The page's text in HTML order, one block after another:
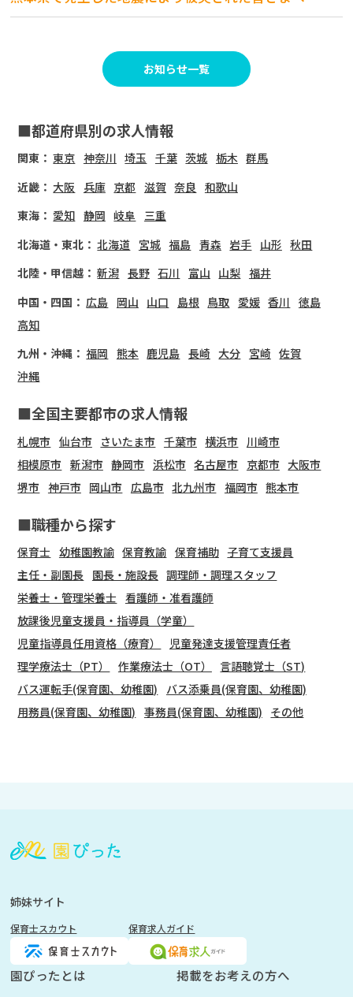
お知らせ一覧
■都道府県別の求人情報
関東： 東京 神奈川 埼玉 千葉 茨城 栃木 群馬
近畿： 大阪 兵庫 京都 滋賀 奈良 和歌山
東海： 愛知 静岡 岐阜
三重
北海道・東北： 北海道 宮城 福島 青森 岩手 山形 秋田
北陸・甲信越： 新潟 長野 石川 富山 山梨 福井
中国・四国： 広島 岡山 山口 島根 鳥取 愛媛 香川 徳島
高知
九州・沖縄： 福岡 熊本 鹿児島 長崎 大分 宮崎 佐賀
沖縄
■全国主要都市の求人情報
札幌市 仙台市 さいたま市 千葉市 横浜市
川崎市
相模原市 新潟市 静岡市 浜松市 名古屋市 京都市 大阪市
堺市 神戸市 岡山市 広島市 北九州市 福岡市 熊本市
■職種から探す
保育士 幼稚園教諭 保育教諭 保育補助 子育て支援員
主任・副園長 園長・施設長 調理師・調理スタッフ
栄養士・管理栄養士 看護師・准看護師
放課後児童支援員・指導員（学童）
児童指導員任用資格（療育）
児童発達支援管理責任者
理学療法士（PT）
作業療法士（OT）
言語聴覚士（ST)
バス運転手(保育園、幼稚園)
バス添乗員(保育園、幼稚園)
用務員(保育園、幼稚園) 事務員(保育園、幼稚園) その他
登
く
姉妹サイト
保育士スカウト 保育求人ガイド
園ぴったとは
掲載をお考えの方へ